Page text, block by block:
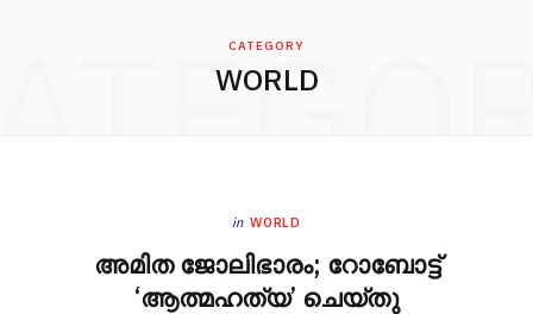
CATEGORY
WORLD
in WORLD
അമിത ജോലിഭാരം; റോബോട്ട്
‘ആത്മഹത്യ’ ചെയ്തു